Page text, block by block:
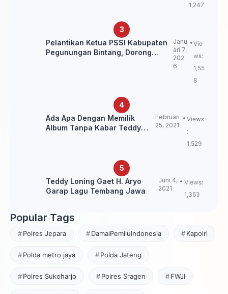
1,247
Pelantikan Ketua PSSI Kabupaten
Pegunungan Bintang, Dorong
Janu
ari 7,
202
6
Vie
ws:
1,55
8
Ada Apa Dengan Memilik
Album Tanpa Kabar Teddy
Februari
25, 2021
Views
:
1,529
Teddy Loning Gaet H. Aryo
Garap Lagu Tembang Jawa
Juni 4,
2021
Views:
1,353
Popular Tags
Polres Jepara DamaiPemiluIndonesia Kapolri
Polda metro jaya Polda Jateng
Polres Sukoharjo Polres Sragen FWJI